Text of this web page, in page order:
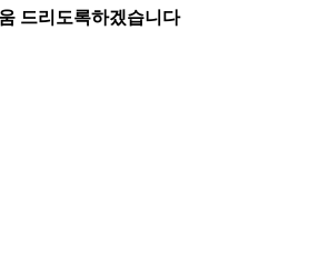
드리도록하겠습니다